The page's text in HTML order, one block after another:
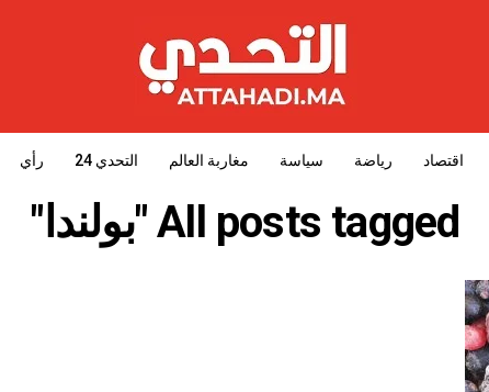
اقتصاد رياضة سياسة مغاربة العالم التحدي 24 رأي
All posts tagged "بولندا"